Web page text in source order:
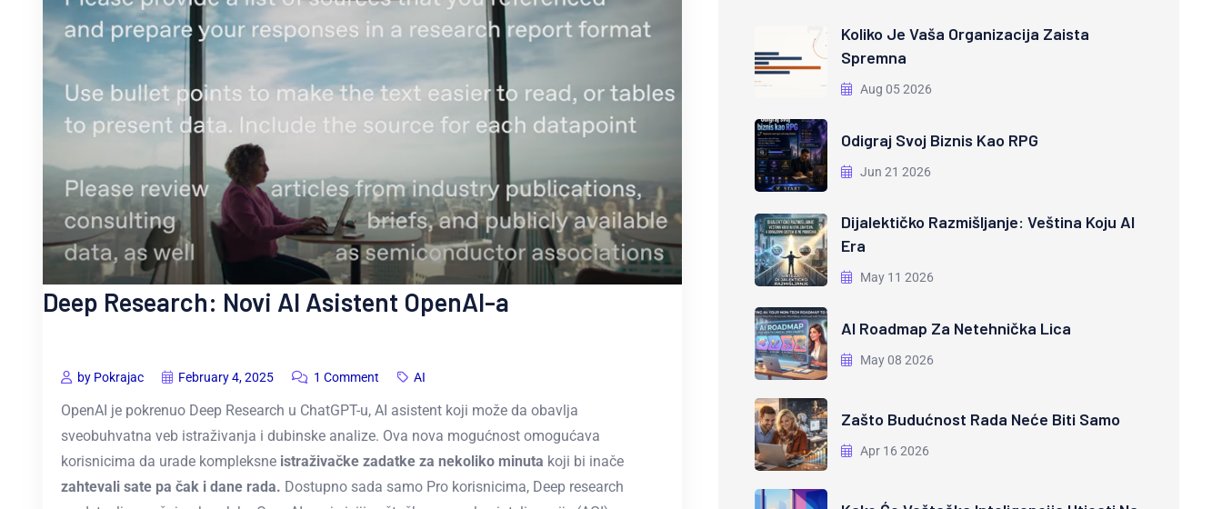
Deep Research: Novi AI Asistent OpenAI-a
by Pokrajac February 4, 2025 1 Comment AI
OpenAI je pokrenuo Deep Research u ChatGPT-u, AI asistent koji može da obavlja
sveobuhvatna veb istraživanja i dubinske analize. Ova nova mogućnost omogućava
korisnicima da urade kompleksne istraživačke zadatke za nekoliko minuta koji bi inače
zahtevali sate pa čak i dane rada. Dostupno sada samo Pro korisnicima, Deep research
Koliko Je Vaša Organizacija Zaista
Spremna
Aug 05 2026
Odigraj Svoj Biznis Kao RPG
Jun 21 2026
Dijalektičko Razmišljanje: Veština Koju AI
Era
May 11 2026
AI Roadmap Za Netehnička Lica
May 08 2026
Zašto Budućnost Rada Neće Biti Samo
Apr 16 2026